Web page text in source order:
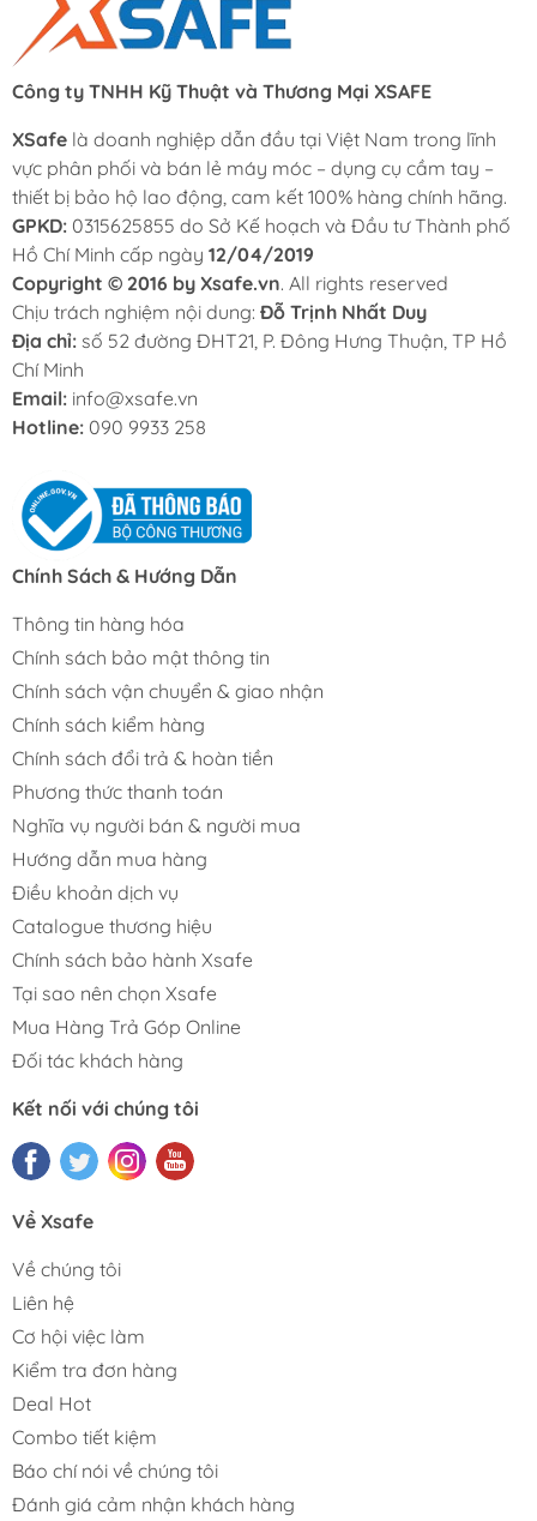
Công ty TNHH Kỹ Thuật và Thương Mại XSAFE
XSafe là doanh nghiệp dẫn đầu tại Việt Nam trong lĩnh
vực phân phối và bán lẻ máy móc – dụng cụ cầm tay –
thiết bị bảo hộ lao động, cam kết 100% hàng chính hãng.
GPKD: 0315625855 do Sở Kế hoạch và Đầu tư Thành phố
Hồ Chí Minh cấp ngày 12/04/2019
Copyright © 2016 by Xsafe.vn. All rights reserved
Chịu trách nghiệm nội dung: Đỗ Trịnh Nhất Duy
Địa chỉ: số 52 đường ĐHT21, P. Đông Hưng Thuận, TP Hồ
Chí Minh
Email: info@xsafe.vn
Hotline: 090 9933 258
Chính Sách & Hướng Dẫn
Thông tin hàng hóa
Chính sách bảo mật thông tin
Chính sách vận chuyển & giao nhận
Chính sách kiểm hàng
Chính sách đổi trả & hoàn tiền
Phương thức thanh toán
Nghĩa vụ người bán & người mua
Hướng dẫn mua hàng
Điều khoản dịch vụ
Catalogue thương hiệu
Chính sách bảo hành Xsafe
Tại sao nên chọn Xsafe
Mua Hàng Trả Góp Online
Đối tác khách hàng
Kết nối với chúng tôi
Về Xsafe
Về chúng tôi
Liên hệ
Cơ hội việc làm
Kiểm tra đơn hàng
Deal Hot
Combo tiết kiệm
Báo chí nói về chúng tôi
Đánh giá cảm nhận khách hàng